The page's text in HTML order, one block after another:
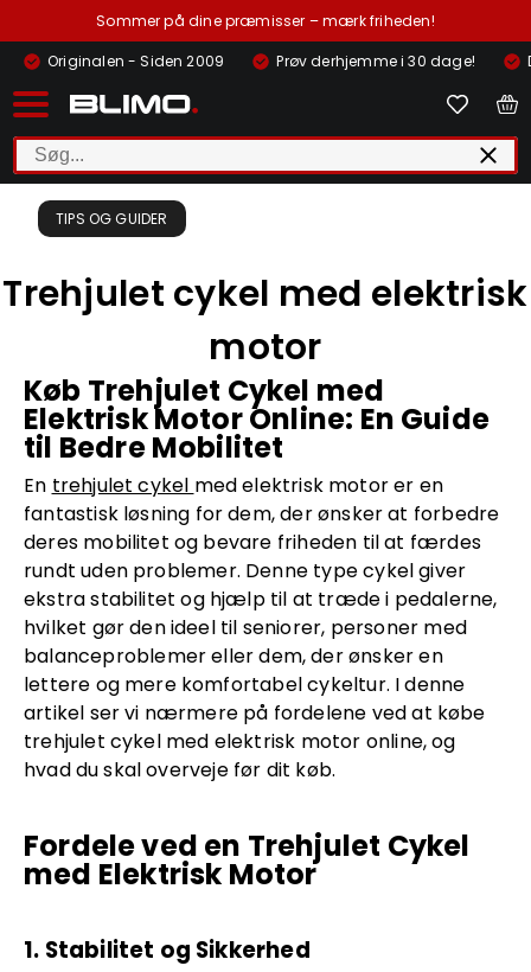
Sommer på dine præmisser – mærk friheden!
Originalen - Siden 2009
Prøv derhjemme i 30 dage!
TIPS OG GUIDER
Trehjulet cykel med elektrisk
motor
Køb Trehjulet Cykel med
Elektrisk Motor Online: En Guide
til Bedre Mobilitet
En trehjulet cykel med elektrisk motor er en
fantastisk løsning for dem, der ønsker at forbedre
deres mobilitet og bevare friheden til at færdes
rundt uden problemer. Denne type cykel giver
ekstra stabilitet og hjælp til at træde i pedalerne,
hvilket gør den ideel til seniorer, personer med
balanceproblemer eller dem, der ønsker en
lettere og mere komfortabel cykeltur. I denne
artikel ser vi nærmere på fordelene ved at købe
trehjulet cykel med elektrisk motor online, og
hvad du skal overveje før dit køb.
Fordele ved en Trehjulet Cykel
med Elektrisk Motor
1. Stabilitet og Sikkerhed